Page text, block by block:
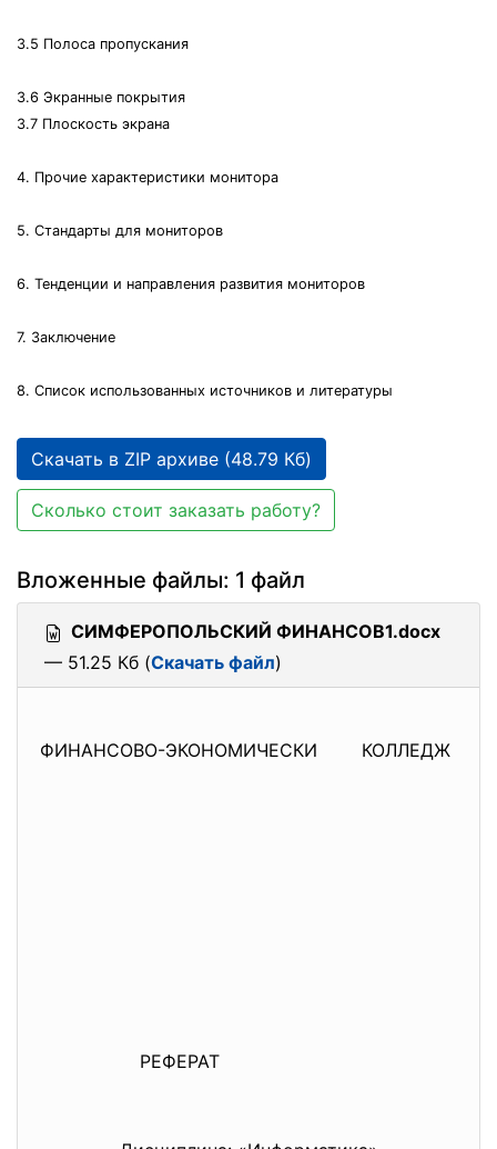
3.5 Полоса пропускания
3.6 Экранные покрытия
3.7 Плоскость экрана
4. Прочие характеристики монитора
5. Стандарты для мониторов
6. Тенденции и направления развития мониторов
7. Заключение
8. Список использованных источников и литературы
Скачать в ZIP архиве (48.79 Кб)
Сколько стоит заказать работу?
Вложенные файлы: 1 файл
СИМФЕРОПОЛЬСКИЙ ФИНАНСОВ1.docx
— 51.25 Кб (Скачать файл)
ФИНАНСОВО-ЭКОНОМИЧЕСКИ КОЛЛЕДЖ
РЕФЕРАТ